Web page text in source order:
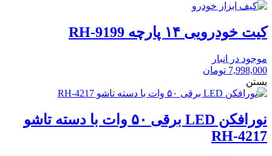
کیت خودرویی ۱۴ پارچه RH-9199
موجود در انبار
7,998,000 تومان
بستن
نورافکن LED برقی ۵۰ وات با دسته تاشو
RH-4217